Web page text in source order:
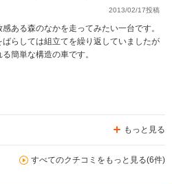
2013/02/17投稿
ある森のなかを走ってみたい一台です。
ばらしては組立てを繰り返していましたが
簡単な構造の車です。
もっと見る
すべてのクチコミをもっと見る(6件)